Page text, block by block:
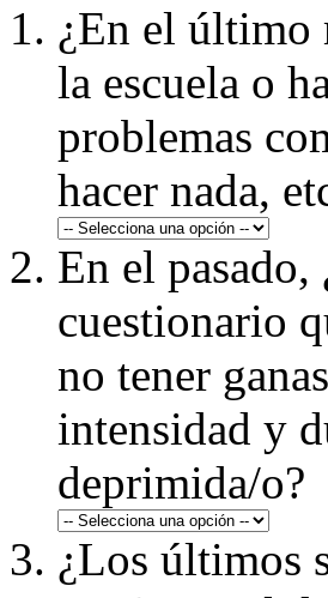
¿En el último
la escuela o
problemas
hacer nada,
En el
cuestionario
no tener
intensidad y
deprimida/o?
¿Los últimos